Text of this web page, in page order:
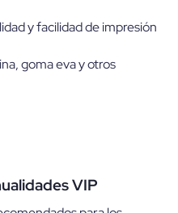
y facilidad de impresión
goma eva y otros
VIP